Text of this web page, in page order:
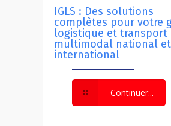
IGLS : Des solutions
complètes pour votre
logistique et transport
multimodal national et
international
Continuer...